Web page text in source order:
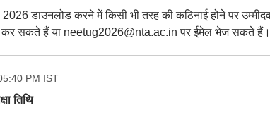
2026 डाउनलोड करने में किसी भी तरह की कठिनाई होने पर
कर सकते हैं या neetug2026@nta.ac.in पर ईमेल भेज सकते हैं।
PM IST
तिथि